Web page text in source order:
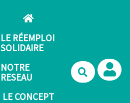
LE RÉEMPLOI
SOLIDAIRE
NOTRE
RESEAU
LE CONCEPT